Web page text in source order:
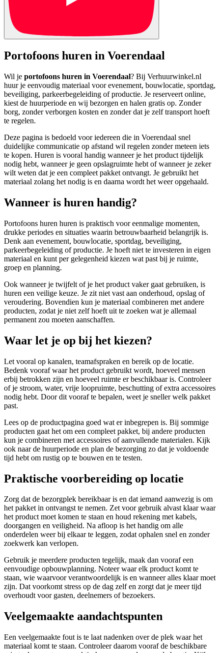
Portofoons huren in Voerendaal
Wil je portofoons huren in Voerendaal? Bij Verhuurwinkel.nl
huur je eenvoudig materiaal voor evenement, bouwlocatie, sportdag,
beveiliging, parkeerbegeleiding of productie. Je reserveert online,
kiest de huurperiode en wij bezorgen en halen gratis op. Zonder
borg, zonder verborgen kosten en zonder dat je zelf transport hoeft
te regelen.
Deze pagina is bedoeld voor iedereen die in Voerendaal snel
duidelijke communicatie op afstand wil regelen zonder meteen iets
te kopen. Huren is vooral handig wanneer je het product tijdelijk
nodig hebt, wanneer je geen opslagruimte hebt of wanneer je zeker
wilt weten dat je een compleet pakket ontvangt. Je gebruikt het
materiaal zolang het nodig is en daarna wordt het weer opgehaald.
Wanneer is huren handig?
Portofoons huren huren is praktisch voor eenmalige momenten,
drukke periodes en situaties waarin betrouwbaarheid belangrijk is.
Denk aan evenement, bouwlocatie, sportdag, beveiliging,
parkeerbegeleiding of productie. Je hoeft niet te investeren in eigen
materiaal en kunt per gelegenheid kiezen wat past bij je ruimte,
groep en planning.
Ook wanneer je twijfelt of je het product vaker gaat gebruiken, is
huren een veilige keuze. Je zit niet vast aan onderhoud, opslag of
veroudering. Bovendien kun je materiaal combineren met andere
producten, zodat je niet zelf hoeft uit te zoeken wat je allemaal
permanent zou moeten aanschaffen.
Waar let je op bij het kiezen?
Let vooral op kanalen, teamafspraken en bereik op de locatie.
Bedenk vooraf waar het product gebruikt wordt, hoeveel mensen
erbij betrokken zijn en hoeveel ruimte er beschikbaar is. Controleer
of je stroom, water, vrije loopruimte, beschutting of extra accessoires
nodig hebt. Door dit vooraf te bepalen, weet je sneller welk pakket
past.
Lees op de productpagina goed wat er inbegrepen is. Bij sommige
producten gaat het om een compleet pakket, bij andere producten
kun je combineren met accessoires of aanvullende materialen. Kijk
ook naar de huurperiode en plan de bezorging zo dat je voldoende
tijd hebt om rustig op te bouwen en te testen.
Praktische voorbereiding op locatie
Zorg dat de bezorgplek bereikbaar is en dat iemand aanwezig is om
het pakket in ontvangst te nemen. Zet voor gebruik alvast klaar waar
het product moet komen te staan en houd rekening met kabels,
doorgangen en veiligheid. Na afloop is het handig om alle
onderdelen weer bij elkaar te leggen, zodat ophalen snel en zonder
zoekwerk kan verlopen.
Gebruik je meerdere producten tegelijk, maak dan vooraf een
eenvoudige opbouwplanning. Noteer waar elk product komt te
staan, wie waarvoor verantwoordelijk is en wanneer alles klaar moet
zijn. Dat voorkomt stress op de dag zelf en zorgt dat je meer tijd
overhoudt voor gasten, deelnemers of bezoekers.
Veelgemaakte aandachtspunten
Een veelgemaakte fout is te laat nadenken over de plek waar het
materiaal komt te staan. Controleer daarom vooraf de beschikbare